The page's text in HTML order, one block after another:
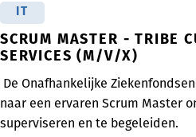
SCRUM MASTER - TRIBE
SERVICES (M/V/X)
De Onafhankelijke
naar een ervaren Scrum Master
superviseren en te begeleiden.